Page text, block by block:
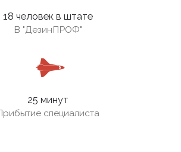
18 человек в штате
В "ДезинПРОФ"
25 минут
специалиста